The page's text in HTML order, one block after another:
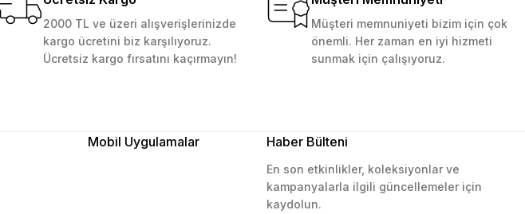
2000 TL ve üzeri alışverişlerinizde
kargo ücretini biz karşılıyoruz.
Ücretsiz kargo fırsatını kaçırmayın!
Müşteri memnuniyeti bizim için çok
önemli. Her zaman en iyi hizmeti
sunmak için çalışıyoruz.
Mobil Uygulamalar Haber Bülteni
En son etkinlikler, koleksiyonlar ve
kampanyalarla ilgili güncellemeler için
kaydolun.